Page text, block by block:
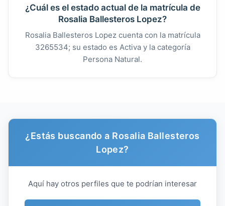
¿Cuál es el estado actual de la matrícula de
Rosalia Ballesteros Lopez?
Rosalia Ballesteros Lopez cuenta con la matrícula
3265534; su estado es Activa y la categoría
Persona Natural.
¿Estás buscando a Rosalia Ballesteros
Lopez?
Aquí hay otros perfiles que te podrían interesar